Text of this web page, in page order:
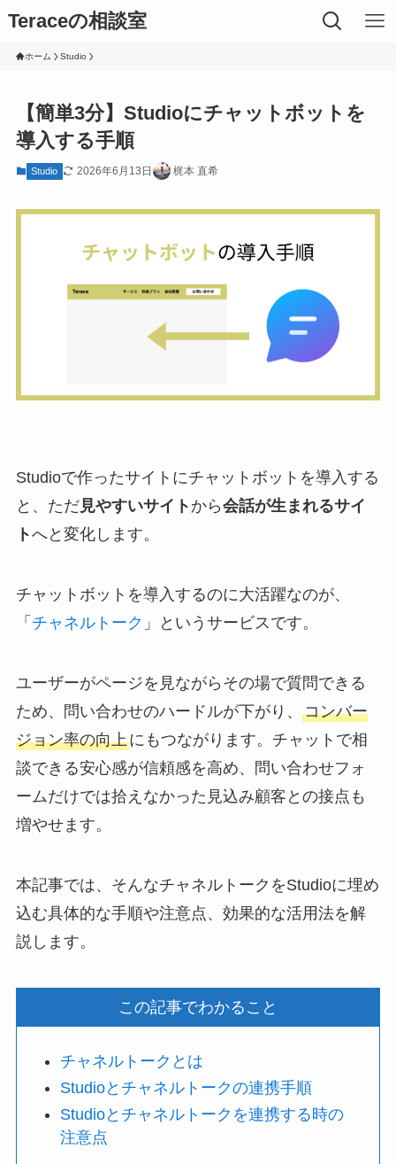
Teraceの相談室
ホーム Studio
【簡単3分】Studioにチャットボットを
導入する手順
Studio 2026年6月13日 梶本 直希
Studioで作ったサイトにチャットボットを導入する
と、ただ見やすいサイト から会話が生まれるサイ
トへと変化します。
チャットボットを導入するのに大活躍なのが、
「 チャネルトーク 」というサービスです。
ユーザーがページを見ながらその場で質問できる
ため、問い合わせのハードルが下がり、 コンバー
ジョン率の向上にもつながります。チャットで相
談できる安心感が信頼感を高め、問い合わせフォ
ームだけでは拾えなかった見込み顧客との接点も
増やせます。
本記事では、そんなチャネルトークをStudioに埋め
込む具体的な手順や注意点、効果的な活用法を解
説します。
この記事でわかること
チャネルトークとは
Studioとチャネルトークの連携手順
Studioとチャネルトークを連携する時の
注意点